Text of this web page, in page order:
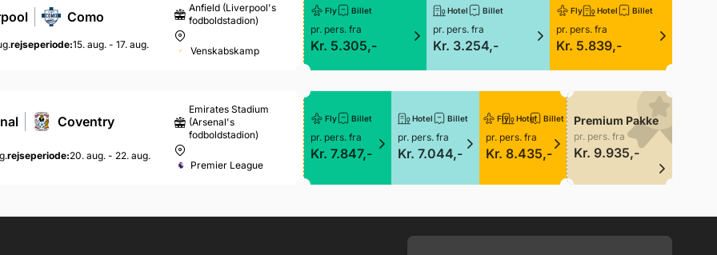
Como
rejseperiode:15. aug. - 17. aug.
Anfield (Liverpool's
fodboldstadion)
Venskabskamp
Fly Billet
pr. pers. fra
Kr. 5.305,-
Hotel Billet
pr. pers. fra
Kr. 3.254,-
Fly Hotel Billet
pr. pers. fra
Kr. 5.839,-
Coventry
rejseperiode:20. aug. - 22. aug.
Emirates Stadium
(Arsenal's
fodboldstadion)
Premier League
Fly Billet
pr. pers. fra
Kr. 7.847,-
Hotel Billet
pr. pers. fra
Kr. 7.044,-
Fly Hotel Billet
pr. pers. fra
Kr. 8.435,-
Premium Pakke
pr. pers. fra
Kr. 9.935,-